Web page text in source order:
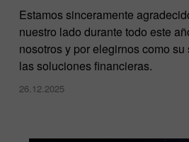
Estamos sinceramente
nuestro lado durante todo este
nosotros y por elegirnos como
las soluciones financieras.
26.12.2025